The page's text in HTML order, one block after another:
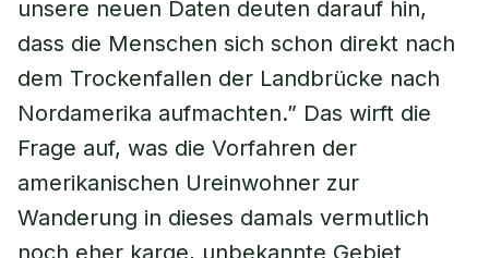
unsere neuen Daten deuten darauf hin,
dass die Menschen sich schon direkt nach
dem Trockenfallen der Landbrücke nach
Nordamerika aufmachten.” Das wirft die
Frage auf, was die Vorfahren der
amerikanischen Ureinwohner zur
Wanderung in dieses damals vermutlich
noch eher karge, unbekannte Gebiet